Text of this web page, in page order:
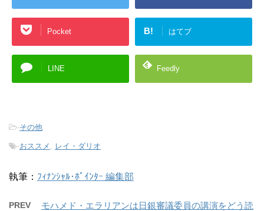
Pocket B! はてブ
LINE Feedly
-その他
-おススメ レイ・ダリオ
執筆： ﾌｨﾅﾝｼｬﾙ･ﾎﾟｲﾝﾀｰ 編集部
PREV
モハメド・エラリアンは日銀審議委員の講演をどう読